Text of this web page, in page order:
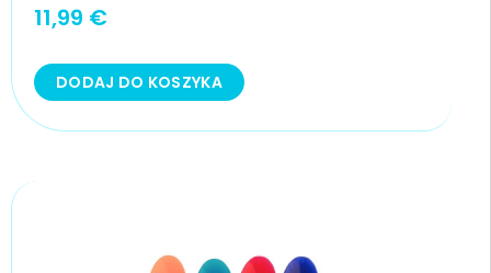
11,99 €
DODAJ DO KOSZYKA